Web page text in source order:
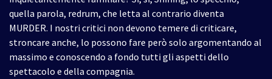
quella parola, redrum, che letta al contrario diventa
MURDER. I nostri critici non devono temere di criticare,
stroncare anche, lo possono fare però solo argomentando al
massimo e conoscendo a fondo tutti gli aspetti dello
spettacolo e della compagnia.